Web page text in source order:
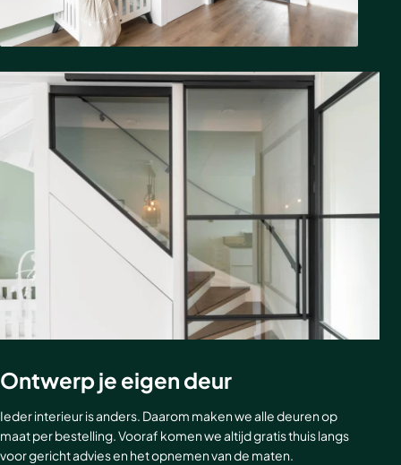
Ontwerp je eigen deur
Ieder interieur is anders. Daarom maken we alle deuren op
maat per bestelling. Vooraf komen we altijd gratis thuis langs
voor gericht advies en het opnemen van de maten.